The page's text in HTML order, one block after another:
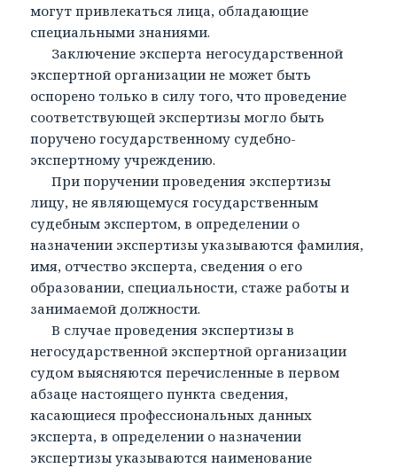
могут привлекаться лица, обладающие
специальными знаниями.
Заключение эксперта негосударственной
экспертной организации не может быть
оспорено только в силу того, что проведение
соответствующей экспертизы могло быть
поручено государственному судебно-
экспертному учреждению.
При поручении проведения экспертизы
лицу, не являющемуся государственным
судебным экспертом, в определении о
назначении экспертизы указываются фамилия,
имя, отчество эксперта, сведения о его
образовании, специальности, стаже работы и
занимаемой должности.
В случае проведения экспертизы в
негосударственной экспертной организации
судом выясняются перечисленные в первом
абзаце настоящего пункта сведения,
касающиеся профессиональных данных
эксперта, в определении о назначении
экспертизы указываются наименование